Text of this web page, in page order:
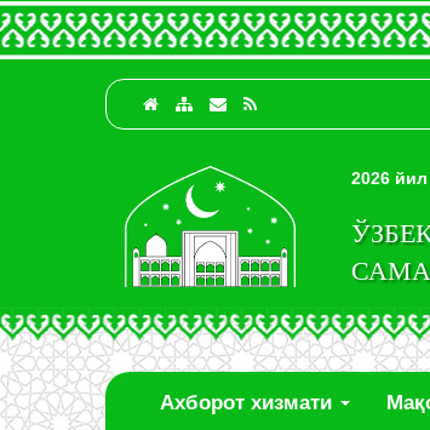
2026
Ахборот хизмати